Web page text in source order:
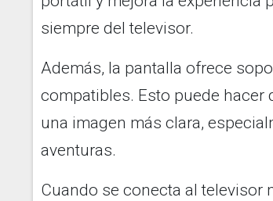
siempre del televisor.
Además, la pantalla ofrece
compatibles. Esto puede
una imagen más clara,
aventuras.
Cuando se conecta al televisor